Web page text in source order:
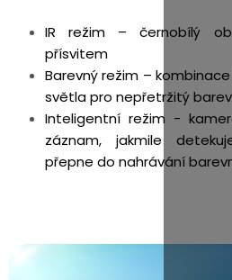
IR režim – černobílý
přísvitem
Barevný režim –
světla pro nepřetržitý
Inteligentní režim -
záznam, jakmile
přepne do nahrávání